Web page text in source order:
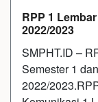
RPP 1
2022/2023
SMPHT.ID –
Semester 1
2022/